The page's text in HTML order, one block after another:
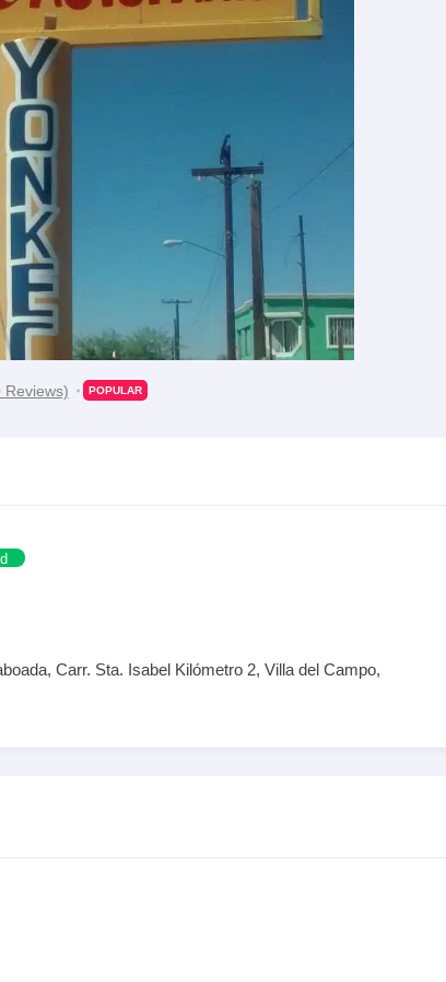
Reviews) POPULAR
Carr. Sta. Isabel Kilómetro 2, Villa del Campo,